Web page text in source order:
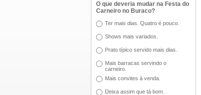
O que deveria mudar na Festa do
Carneiro no Buraco?
Ter mais dias. Quatro é pouco.
Shows mais variados.
Prato típico servido mais dias.
Mais barracas servindo o
carneiro.
Mais convites à venda.
Deixa assim que tá bom.